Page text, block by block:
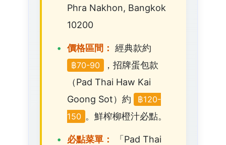
Phra Nakhon, Bangkok
10200
價格區間： 經典款約
฿70-90
，招牌蛋包款
（Pad Thai Haw Kai
Goong Sot）約
฿120-
150 。鮮榨柳橙汁必點。
必點菜單：
「Pad Thai